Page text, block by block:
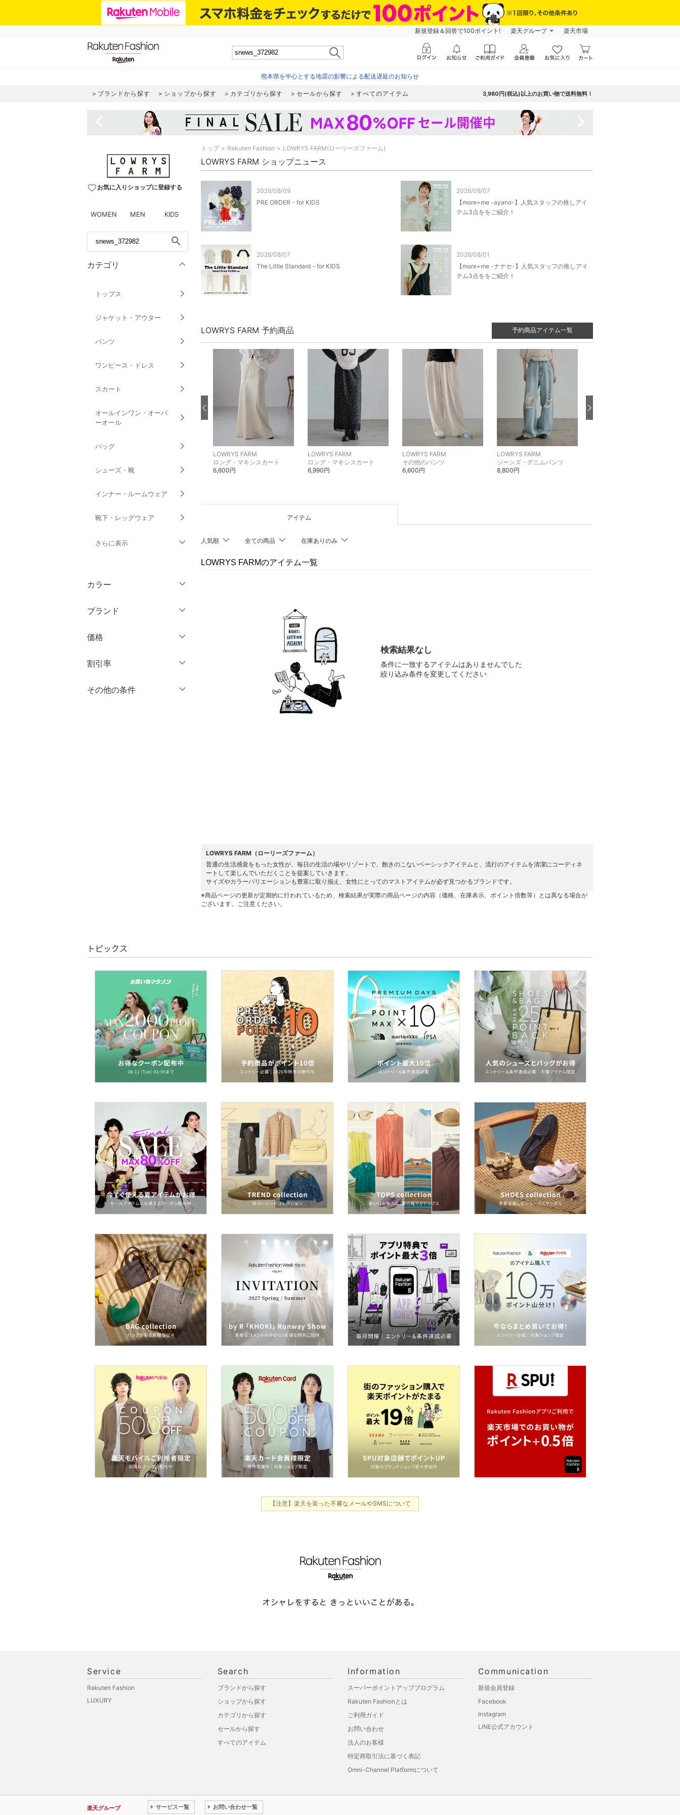
新規登録＆回答で100ポイント! 楽天グループ 楽天市場
熊本県を中心とする地震の影響による配送遅延のお知らせ
ブランドから探す ショップから探す カテゴリから探す セールから探す すべてのアイテム 3,980円(税込)以上のお買い物で送料無料！
favorite_borderお気に入りショップに登録する
WOMEN MEN KIDS
search
カテゴリ
トップス
ジャケット・アウター
パンツ
ワンピース・ドレス
スカート
オールインワン・オーバ
ーオール
バッグ
シューズ・靴
インナー・ルームウェア
靴下・レッグウェア
さらに表示
アクセサリー・腕時計
財布・ポーチ・ケース
帽子
ヘアアクセサリー
マタニティウェア・ベビ
ー用品
フレグランス
コフレ・キット・セット
食器・調理器具・キッチ
ン用品
インテリア・生活雑貨
スマホグッズ・オーディ
オ機器
文房具
ペット用品
福袋・ギフト・その他
カラー
クリア
ブランド
価格
絞り込み
割引率
％OFF～ ％OFF
その他の条件
トップ Rakuten Fashion LOWRYS FARM(ローリーズファーム)
LOWRYS FARM ショップニュース
2026/08/09
PRE ORDER - for KIDS
2026/08/07
【more+me -ayano-】人気スタッフの推しアイ
テム3点ををご紹介！
2026/08/07
The Little Standard - for KIDS
2026/08/01
【more+me -ナナセ-】人気スタッフの推しアイ
テム3点ををご紹介！
LOWRYS FARM 予約商品 予約商品アイテム一覧
7,700円
LOWRYS FARM
ロング・マキシスカート
6,600円
LOWRYS FARM
ロング・マキシスカート
6,990円
LOWRYS FARM
その他のパンツ
6,600円
LOWRYS FARM
ジーンズ・デニムパンツ
8,800円
アイテム
人気順 全ての商品 在庫ありのみ
LOWRYS FARMのアイテム一覧
検索結果なし
条件に一致するアイテムはありませんでした
絞り込み条件を変更してください
LOWRYS FARM（ローリーズファーム）
普通の生活感覚をもった女性が、毎日の生活の場やリゾートで、飽きのこないベーシックアイテムと、流行のアイテムを清潔にコーディネ
ートして楽しんでいただくことを提案していきます。
サイズやカラーバリエーションも豊富に取り揃え、女性にとってのマストアイテムが必ず見つかるブランドです。
※商品ページの更新が定期的に行われているため、検索結果が実際の商品ページの内容（価格、在庫表示、ポイント倍数等）とは異なる場合が
ございます。ご注意ください。
トピックス
【注意】楽天を装った不審なメールやSMSについて
Service
Rakuten Fashion
LUXURY
Search
ブランドから探す
ショップから探す
カテゴリから探す
セールから探す
すべてのアイテム
Information
スーパーポイントアッププログラム
Rakuten Fashionとは
ご利用ガイド
お問い合わせ
法人のお客様
特定商取引法に基づく表記
Omni-Channel Platformについて
Communication
新規会員登録
Facebook
Instagram
LINE公式アカウント
楽天グループ サービス一覧 お問い合わせ一覧